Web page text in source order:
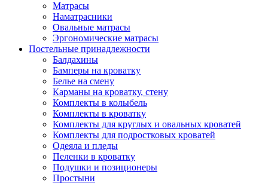
Матрасы
Наматрасники
Овальные матрасы
Эргономические матрасы
Постельные принадлежности
Балдахины
Бамперы на кроватку
Белье на смену
Карманы на кроватку, стену
Комплекты в колыбель
Комплекты в кроватку
Комплекты для круглых и овальных кроватей
Комплекты для подростковых кроватей
Одеяла и пледы
Пеленки в кроватку
Подушки и позиционеры
Простыни